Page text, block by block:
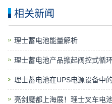
相关新闻
理士蓄电池能量解析
理士蓄电池产品掀起阀控式循
理士蓄电池在UPS电源设备中
亮剑魔都上海展！理士叉车电